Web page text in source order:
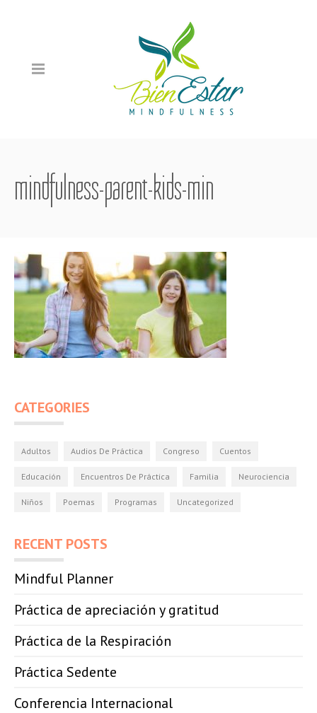
mindfulness-parent-kids-min
CATEGORIES
Adultos Audios De Práctica Congreso Cuentos
Educación Encuentros De Práctica Familia Neurociencia
Niños Poemas Programas Uncategorized
RECENT POSTS
Mindful Planner
Práctica de apreciación y gratitud
Práctica de la Respiración
Práctica Sedente
Conferencia Internacional